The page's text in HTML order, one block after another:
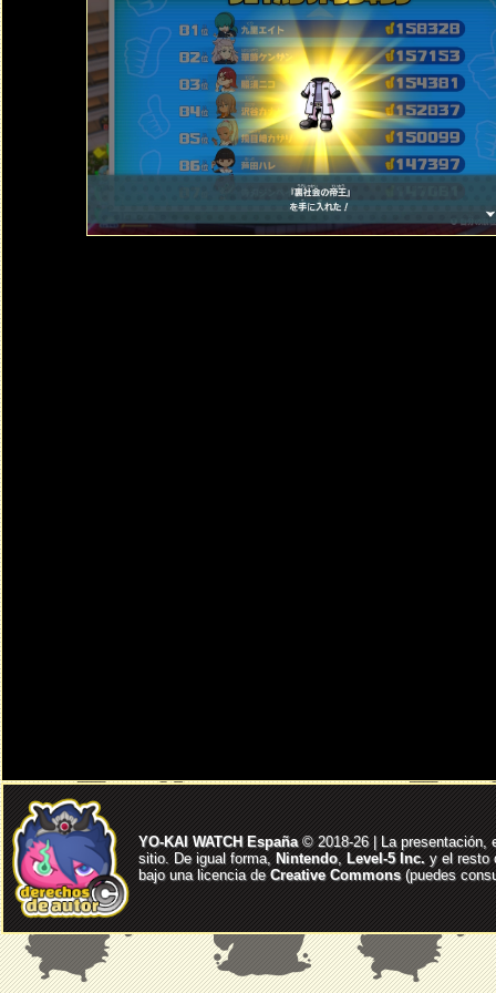
YO-KAI WATCH España© 2018-26 | La presentación,
sitio. De igual forma, Nintendo, Level-5 Inc. y el resto
bajo una licencia deCreative Commons(puedes